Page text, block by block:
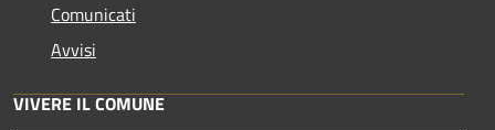
Comunicati
Avvisi
VIVERE IL COMUNE